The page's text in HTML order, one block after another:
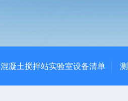
混凝土搅拌站实验室设备清单